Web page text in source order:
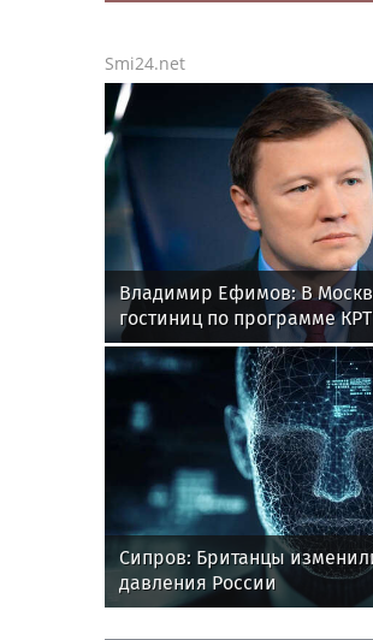
Smi24.net
Владимир Ефимов: В
гостиниц по программе КРТ
Сипров: Британцы
давления России